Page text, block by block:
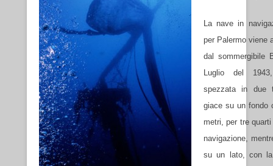
La nave in
per Palermo viene
dal sommergibile
Luglio del
spezzata in due
giace su un fondo
metri, per tre
navigazione,
su un lato, con